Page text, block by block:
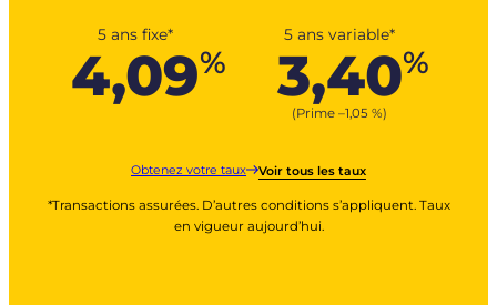
5 ans fixe*
4,09%
5 ans variable*
3,40%
(Prime –1,05 %)
Obtenez votre taux Voir tous les taux
*Transactions assurées. D’autres conditions s’appliquent. Taux
en vigueur aujourd’hui.